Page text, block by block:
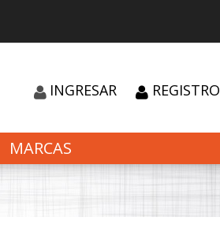
INGRESAR REGISTRO
MARCAS